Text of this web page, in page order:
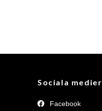
Sociala medier
Facebook